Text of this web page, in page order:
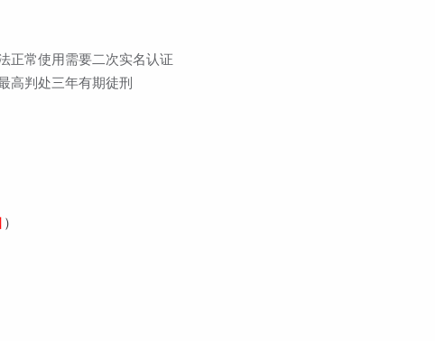
正常使用需要二次实名认证
高判处三年有期徒刑
）